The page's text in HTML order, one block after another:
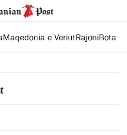
Maqedonia e VeriutRajoniBota